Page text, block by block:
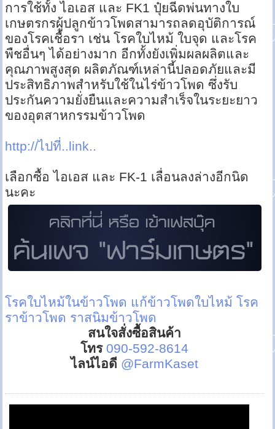
การใช้ทั้ง ไอเอส และ FK1 ปุ๋ยฉีดพ่นทางใบ
เกษตรกรผู้ปลูกข้าวโพดสามารถลดอุบัติการณ์
ของโรคเชื้อรา เช่น โรคใบไหม้ ใบจุด และโรค
พืชอื่นๆ ได้อย่างมาก อีกทั้งยังเพิ่มผลผลิตและ
คุณภาพสูงสุด ผลิตภัณฑ์เหล่านี้ปลอดภัยและมี
ประสิทธิภาพสำหรับใช้ในไร่ข้าวโพด ซึ่งรับ
ประกันความยั่งยืนและความสำเร็จในระยะยาว
ของอุตสาหกรรมข้าวโพด
http://ไปที่..link..
เลือกซื้อ ไอเอส และ FK-1 เลื่อนลงล่างอีกนิด
นะคะ
โรคใบไหม้ในข้าวโพด แก้ข้าวโพดใบไหม้ โรค
ราข้าวโพด ราสนิมข้าวโพด
สนใจสั่งซื้อสินค้า
โทร 090-592-8614
ไลน์ไอดี @FarmKaset